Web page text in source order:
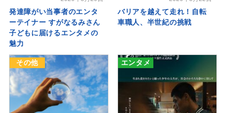
発達障がい当事者のエンタ
ーテイナー すがなるみさん
子どもに届けるエンタメの
魅力
バリアを越えて走れ！自転
車職人、半世紀の挑戦
その他 エンタメ